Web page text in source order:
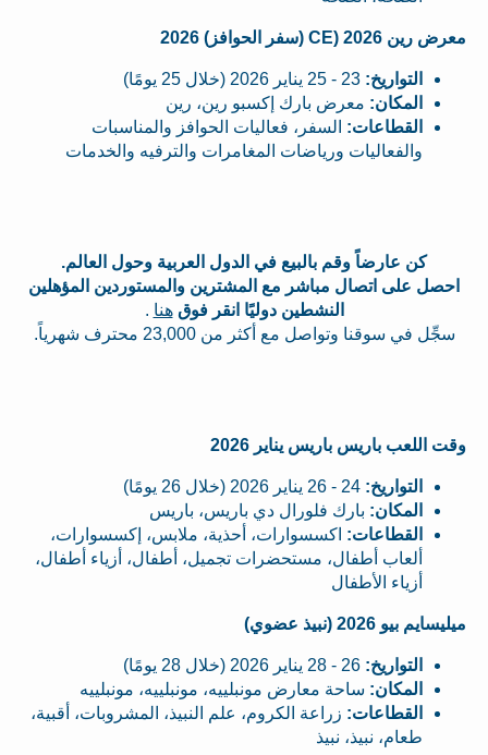
معرض رين 2026 (CE (سفر الحوافز) 2026
التواريخ:
المكان: معرض بارك إكسبو رين، رين
القطاعات: السفر، فعاليات الحوافز والمناسبات
والفعاليات ورياضات المغامرات والترفيه والخدمات
كن عارضاً وقم بالبيع في الدول العربية وحول العالم.
احصل على اتصال مباشر مع المشترين والمستوردين المؤهلين
النشطين دوليًا انقر فوق هنا .
سجِّل في سوقنا وتواصل مع أكثر من 23,000 محترف شهرياً.
وقت اللعب باريس باريس يناير 2026
التواريخ:
المكان: بارك فلورال دي باريس، باريس
القطاعات: اكسسوارات، أحذية، ملابس، إكسسوارات،
ألعاب أطفال، مستحضرات تجميل، أطفال، أزياء أطفال،
أزياء الأطفال
ميليسايم بيو 2026 (نبيذ عضوي)
التواريخ:
المكان: ساحة معارض مونبلييه، مونبلييه، مونبلييه
القطاعات: زراعة الكروم، علم النبيذ، المشروبات، أقبية،
طعام، نبيذ، نبيذ